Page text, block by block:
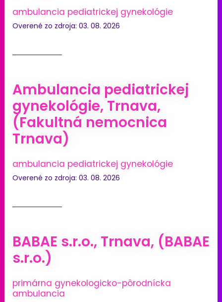
ambulancia pediatrickej gynekológie
Overené zo zdroja: 03. 08. 2026
Ambulancia pediatrickej
gynekológie, Trnava,
(Fakultná nemocnica
Trnava)
ambulancia pediatrickej gynekológie
Overené zo zdroja: 03. 08. 2026
BABAE s.r.o., Trnava, (BABAE
s.r.o.)
primárna gynekologicko-pôrodnícka
ambulancia